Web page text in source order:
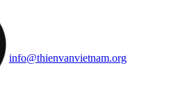
info@thienvanvietnam.org